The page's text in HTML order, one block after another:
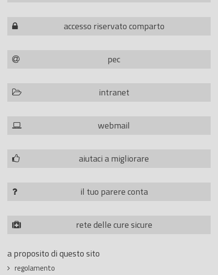
accesso riservato comparto
pec
intranet
webmail
aiutaci a migliorare
il tuo parere conta
rete delle cure sicure
a proposito di questo sito
regolamento